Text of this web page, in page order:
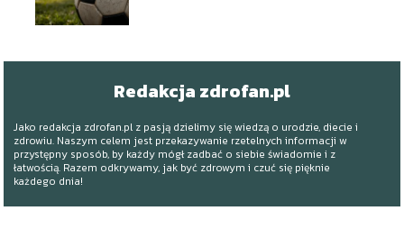
Redakcja zdrofan.pl
Jako redakcja zdrofan.pl z pasją dzielimy się wiedzą o urodzie, diecie i
zdrowiu. Naszym celem jest przekazywanie rzetelnych informacji w
przystępny sposób, by każdy mógł zadbać o siebie świadomie i z
łatwością. Razem odkrywamy, jak być zdrowym i czuć się pięknie
każdego dnia!